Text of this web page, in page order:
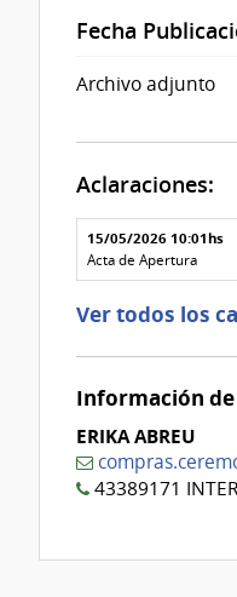
Fecha
Archivo adjunto
Aclaraciones:
Aclaraciones del
Fecha y
texto de
la
Archivo
de la
15/05/2026 10:01hs
Acta de Apertura
Ver todos los
Información
ERIKA ABREU
43389171